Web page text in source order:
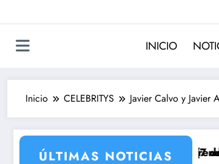
INICIO
Inicio CELEBRITYS Javier Calvo y Javier
ÚLTIMAS NOTICIAS
y Damián sorprende a Bianca
SALVAJE (7 de agosto): el secreto